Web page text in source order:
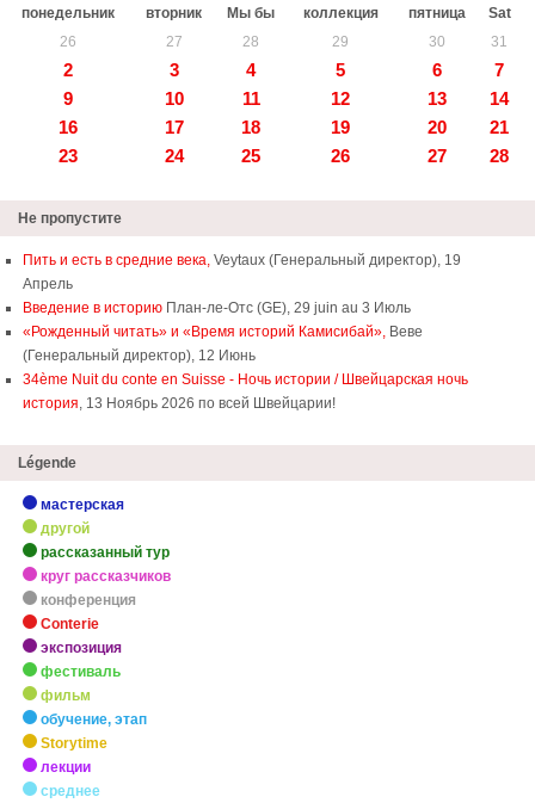
понедельник вторник Мы бы коллекция пятница Sat
26
27 28 29 30 31
2 3 4 5 6
7
9
10 11 12 13
14
16
17 18 19 20
21
23
24 25 26 27 28
Не пропустите
Пить и есть в средние века, Veytaux (Генеральный директор), 19
Апрель
Введение в историю План-ле-Отс (GE), 29 juin au 3 Июль
«Рожденный читать» и «Время историй Камисибай», Веве
(Генеральный директор), 12 Июнь
34ème Nuit du conte en Suisse - Ночь истории / Швейцарская ночь
история, 13 Ноябрь 2026 по всей Швейцарии!
Légende
мастерская
другой
рассказанный тур
круг рассказчиков
конференция
Conterie
экспозиция
фестиваль
фильм
обучение, этап
Storytime
лекции
среднее